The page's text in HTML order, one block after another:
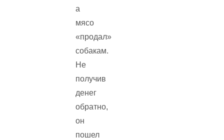
а
мясо
«продал»
собакам.
Не
получив
денег
обратно,
он
пошел